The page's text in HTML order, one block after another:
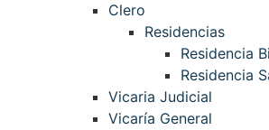
Clero
Residencias
Residencia
Residencia
Vicaria Judicial
Vicaría General